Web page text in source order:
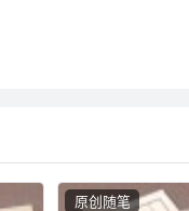
原创随笔